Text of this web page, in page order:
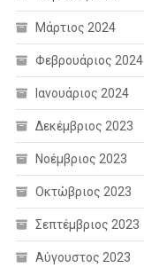
Μάρτιος 2024
Φεβρουάριος 2024
Ιανουάριος 2024
Δεκέμβριος 2023
Νοέμβριος 2023
Οκτώβριος 2023
Σεπτέμβριος 2023
Αύγουστος 2023